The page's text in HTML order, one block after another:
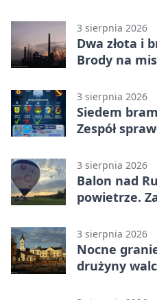
3 sierpnia 2026
Dwa złota i
Brody na
3 sierpnia 2026
Siedem
Zespół
3 sierpnia 2026
Balon nad
powietrze.
3 sierpnia 2026
Nocne
drużyny